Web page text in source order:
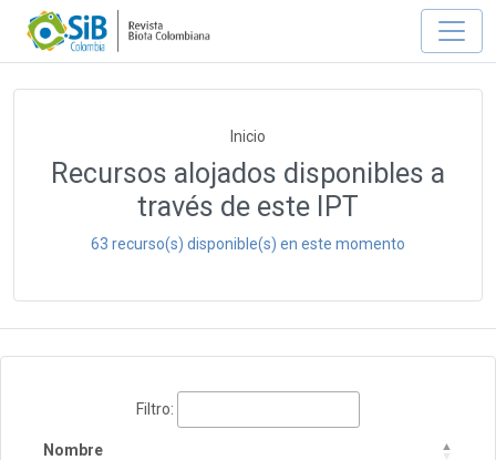
Inicio
Recursos alojados disponibles a
través de este IPT
63 recurso(s) disponible(s) en este momento
Filtro:
Nombre